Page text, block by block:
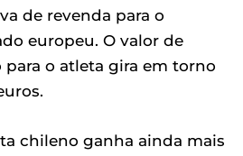
de revenda para o
europeu. O valor de
o atleta gira em torno
chileno ganha ainda mais